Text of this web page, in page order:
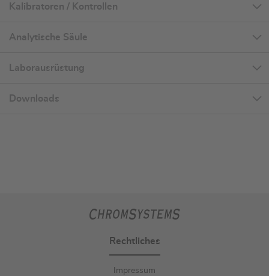
Kalibratoren / Kontrollen
Analytische Säule
Laborausrüstung
Downloads
Rechtliches
Impressum